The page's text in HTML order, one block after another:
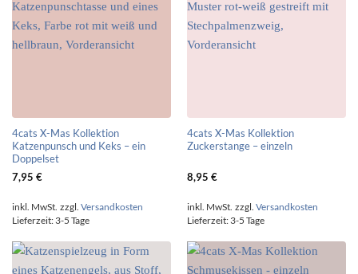
4cats X-Mas Kollektion
Katzenpunsch und Keks – ein
Doppelset
7,95 €
inkl. MwSt. zzgl. Versandkosten
Lieferzeit: 3-5 Tage
4cats X-Mas Kollektion
Zuckerstange – einzeln
8,95 €
inkl. MwSt. zzgl. Versandkosten
Lieferzeit: 3-5 Tage